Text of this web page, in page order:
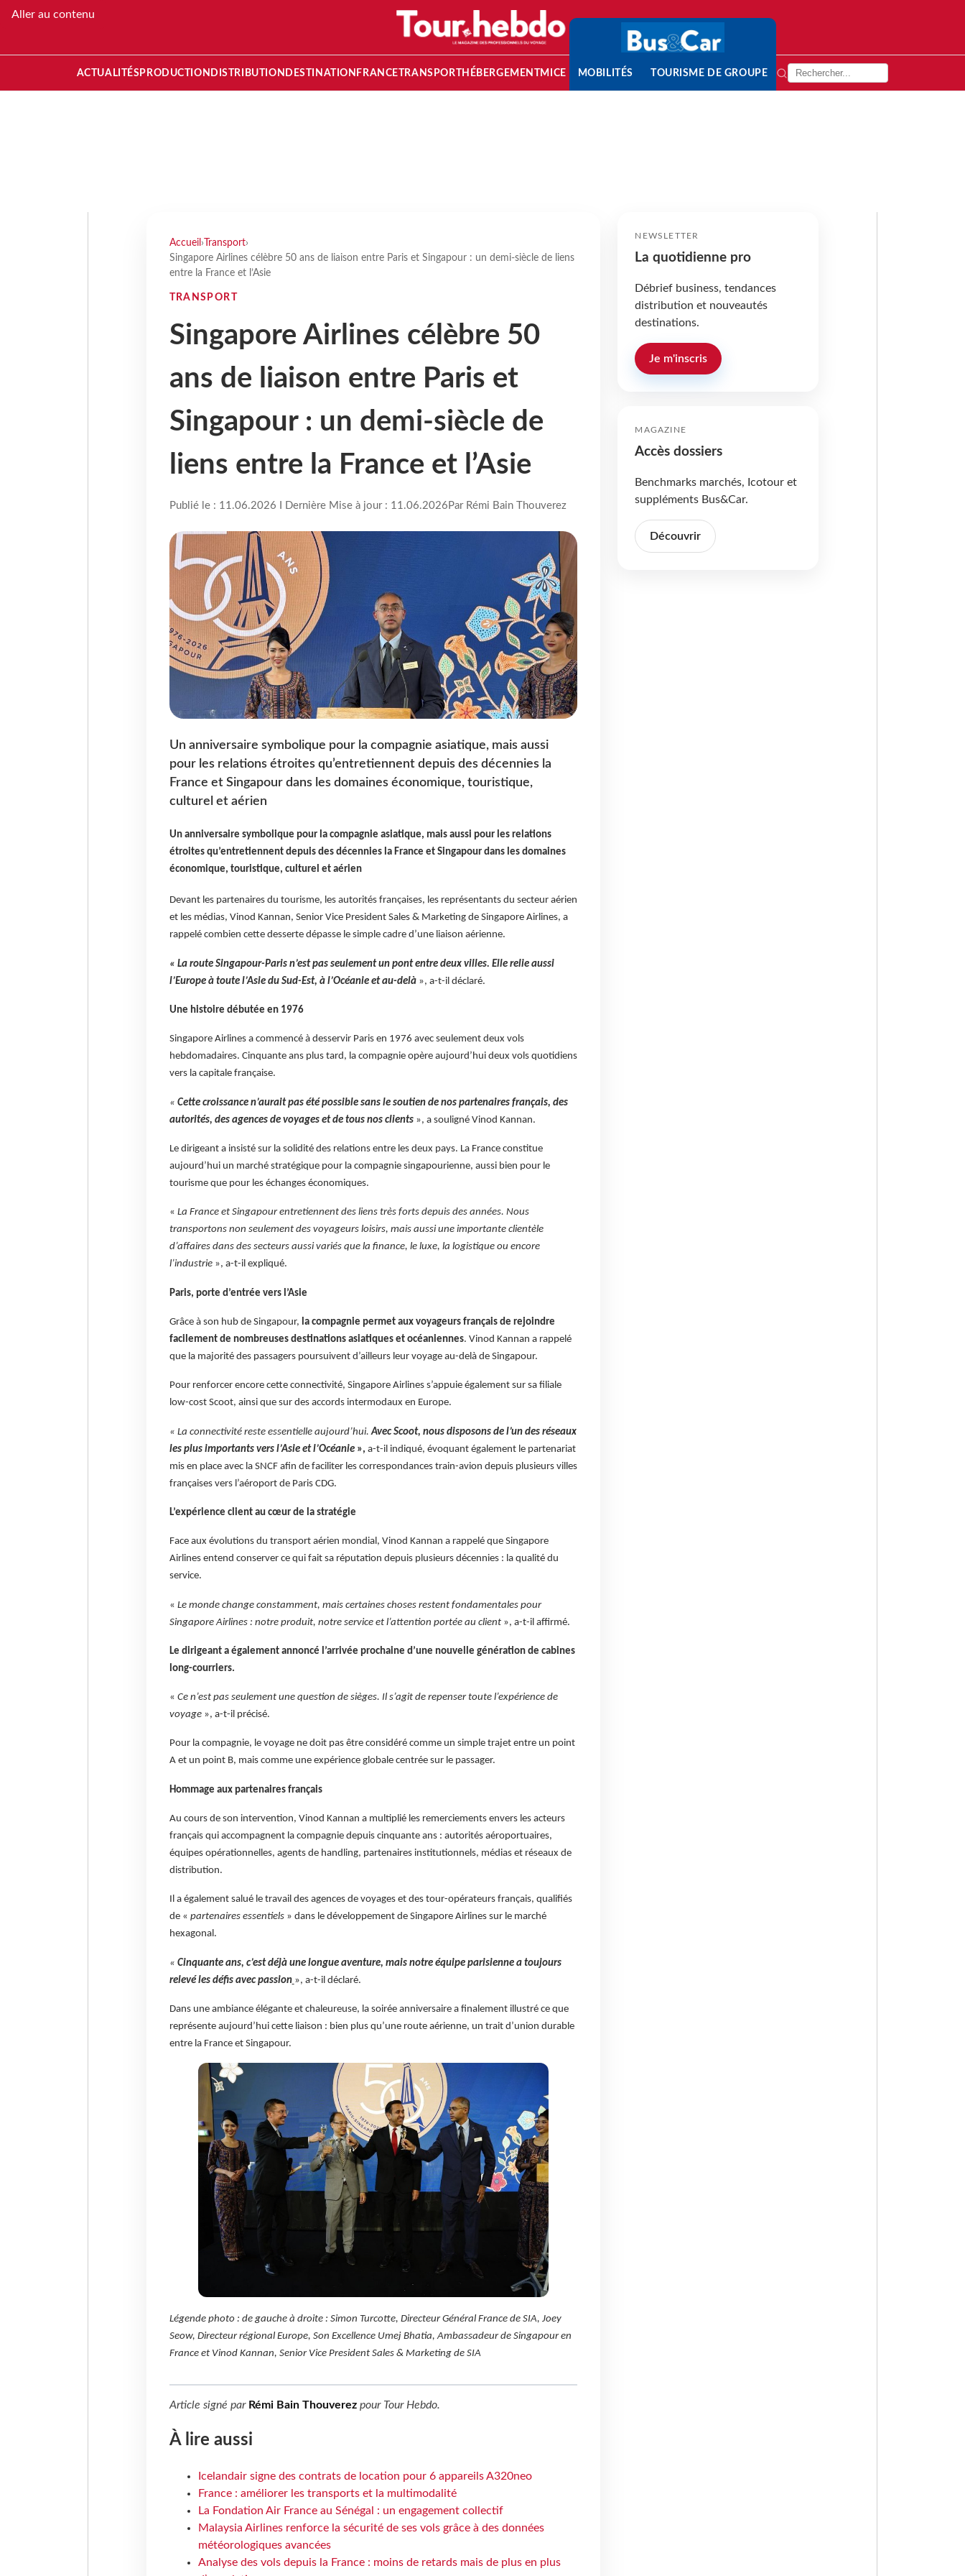
Aller au contenu
ACTUALITÉS PRODUCTION DISTRIBUTION DESTINATION FRANCETRANSPORT HÉBERGEMENTMICE MOBILITÉS TOURISME DE GROUPE
Accueil › Transport›
Singapore Airlines célèbre 50 ans de liaison entre Paris et Singapour : un demi-siècle de liens
entre la France et l’Asie
TRANSPORT
Singapore Airlines célèbre 50
ans de liaison entre Paris et
Singapour : un demi-siècle de
liens entre la France et l’Asie
Publié le : 11.06.2026 I Dernière Mise à jour : 11.06.2026 Par Rémi Bain Thouverez
Un anniversaire symbolique pour la compagnie asiatique, mais aussi
pour les relations étroites qu’entretiennent depuis des décennies la
France et Singapour dans les domaines économique, touristique,
culturel et aérien
Un anniversaire symbolique pour la compagnie asiatique, mais aussi pour les relations
étroites qu’entretiennent depuis des décennies la France et Singapour dans les domaines
économique, touristique, culturel et aérien
Devant les partenaires du tourisme, les autorités françaises, les représentants du secteur aérien
et les médias, Vinod Kannan, Senior Vice President Sales & Marketing de Singapore Airlines, a
rappelé combien cette desserte dépasse le simple cadre d’une liaison aérienne.
« La route Singapour-Paris n’est pas seulement un pont entre deux villes. Elle relie aussi
l’Europe à toute l’Asie du Sud-Est, à l’Océanie et au-delà», a-t-il déclaré.
Une histoire débutée en 1976
Singapore Airlines a commencé à desservir Paris en 1976 avec seulement deux vols
hebdomadaires. Cinquante ans plus tard, la compagnie opère aujourd’hui deux vols quotidiens
vers la capitale française.
« Cette croissance n’aurait pas été possible sans le soutien de nos partenaires français, des
autorités, des agences de voyages et de tous nos clients », a souligné Vinod Kannan.
Le dirigeant a insisté sur la solidité des relations entre les deux pays. La France constitue
aujourd’hui un marché stratégique pour la compagnie singapourienne, aussi bien pour le
tourisme que pour les échanges économiques.
« La France et Singapour entretiennent des liens très forts depuis des années. Nous
transportons non seulement des voyageurs loisirs, mais aussi une importante clientèle
d’affaires dans des secteurs aussi variés que la finance, le luxe, la logistique ou encore
l’industrie», a-t-il expliqué.
Paris, porte d’entrée vers l’Asie
Grâce à son hub de Singapour, la compagnie permet aux voyageurs français de rejoindre
facilement de nombreuses destinations asiatiques et océaniennes. Vinod Kannan a rappelé
que la majorité des passagers poursuivent d’ailleurs leur voyage au-delà de Singapour.
Pour renforcer encore cette connectivité, Singapore Airlines s’appuie également sur sa filiale
low-cost Scoot, ainsi que sur des accords intermodaux en Europe.
« La connectivité reste essentielle aujourd’hui.Avec Scoot, nous disposons de l’un des réseaux
les plus importants vers l’Asie et l’Océanie», a-t-il indiqué, évoquant également le partenariat
mis en place avec la SNCF afin de faciliter les correspondances train-avion depuis plusieurs villes
françaises vers l’aéroport de Paris CDG.
L’expérience client au cœur de la stratégie
Face aux évolutions du transport aérien mondial, Vinod Kannan a rappelé que Singapore
Airlines entend conserver ce qui fait sa réputation depuis plusieurs décennies : la qualité du
service.
« Le monde change constamment, mais certaines choses restent fondamentales pour
Singapore Airlines : notre produit, notre service et l’attention portée au client», a-t-il affirmé.
Le dirigeant a également annoncé l’arrivée prochaine d’une nouvelle génération de cabines
long-courriers.
« Ce n’est pas seulement une question de sièges. Il s’agit de repenser toute l’expérience de
voyage », a-t-il précisé.
Pour la compagnie, le voyage ne doit pas être considéré comme un simple trajet entre un point
A et un point B, mais comme une expérience globale centrée sur le passager.
Hommage aux partenaires français
Au cours de son intervention, Vinod Kannan a multiplié les remerciements envers les acteurs
français qui accompagnent la compagnie depuis cinquante ans : autorités aéroportuaires,
équipes opérationnelles, agents de handling, partenaires institutionnels, médias et réseaux de
distribution.
Il a également salué le travail des agences de voyages et des tour-opérateurs français, qualifiés
de « partenaires essentiels» dans le développement de Singapore Airlines sur le marché
hexagonal.
« Cinquante ans, c’est déjà une longue aventure, mais notre équipe parisienne a toujours
relevé les défis avec passion », a-t-il déclaré.
Dans une ambiance élégante et chaleureuse, la soirée anniversaire a finalement illustré ce que
représente aujourd’hui cette liaison : bien plus qu’une route aérienne, un trait d’union durable
entre la France et Singapour.
Légende photo : de gauche à droite : Simon Turcotte, Directeur Général France de SIA, Joey
Seow, Directeur régional Europe, Son Excellence Umej Bhatia, Ambassadeur de Singapour en
France et Vinod Kannan, Senior Vice President Sales & Marketing de SIA
Article signé par Rémi Bain Thouverezpour Tour Hebdo.
À lire aussi
Icelandair signe des contrats de location pour 6 appareils A320neo
France : améliorer les transports et la multimodalité
La Fondation Air France au Sénégal : un engagement collectif
Malaysia Airlines renforce la sécurité de ses vols grâce à des données
météorologiques avancées
Analyse des vols depuis la France : moins de retards mais de plus en plus
NEWSLETTER
La quotidienne pro
Débrief business, tendances
distribution et nouveautés
destinations.
Je m'inscris
MAGAZINE
Accès dossiers
Benchmarks marchés, Icotour et
suppléments Bus&Car.
Découvrir